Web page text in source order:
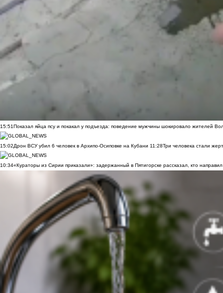
15:51Показал яйца псу и покакал у подъезда: поведение мужчины шокировало жителей
15:02Дрон ВСУ убил 6 человек в Архипо-Осиповке на Кубани 11:28Три человека стали
10:34«Кураторы из Сирии приказали»: задержанный в Пятигорске рассказал, кто направил